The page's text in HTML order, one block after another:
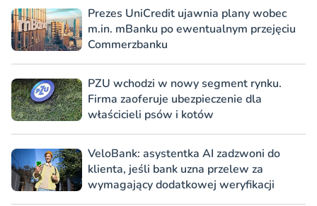
Prezes UniCredit ujawnia plany wobec
m.in. mBanku po ewentualnym przejęciu
Commerzbanku
PZU wchodzi w nowy segment rynku.
Firma zaoferuje ubezpieczenie dla
właścicieli psów i kotów
VeloBank: asystentka AI zadzwoni do
klienta, jeśli bank uzna przelew za
wymagający dodatkowej weryfikacji